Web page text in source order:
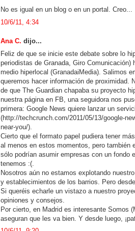
No es igual en un blog o en un portal. Creo...
10/6/11, 4:34
Ana C. dijo...
Feliz de que se inicie este debate sobre lo
periodistas de Granada, Giro
medio hiperlocal (GranadaiMedia). Salimos
queremos hacer información de proximidad.
de que The Guardian chapaba su proyecto
nuestra página en FB, una seguidora nos
primera: Google News quiere lanzar un
(http://techcrunch.com/2011/05/13/google-
near-you/).
Cierto que el formato papel pudiera tener
al menos en estos momentos, pero también
sólo podrían asumir empresas con un fondo
tenemos :(.
Nosotros aún no estamos explotando
y establecimientos de los barrios. Pero
Si queréis echarle un vistazo a nuestro
opiniones y consejos.
Por cierto, en Madrid es interesante Somos
aseguran que les va bien. Y desde luego,